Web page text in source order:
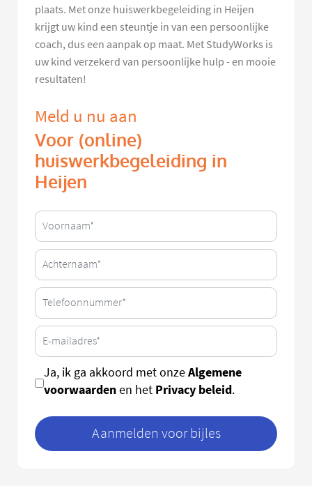
plaats. Met onze huiswerkbegeleiding in Heijen
krijgt uw kind een steuntje in van een persoonlijke
coach, dus een aanpak op maat. Met StudyWorks is
uw kind verzekerd van persoonlijke hulp - en mooie
resultaten!
Meld u nu aan
Voor (online)
huiswerkbegeleiding in
Heijen
Ja, ik ga akkoord met onzeAlgemene
voorwaardenen het Privacy beleid.
Aanmelden voor bijles